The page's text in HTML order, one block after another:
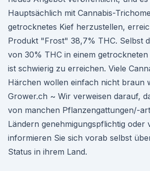
Hauptsächlich mit Cannabis-
getrocknetes Kief herzustellen,
Produkt "Frost" 38,7% THC. Selbst
von 30% THC in einem
ist schwierig zu erreichen. Viele
Härchen wollen einfach nicht braun
Grower.ch ~ Wir verweisen darauf,
von manchen Pflanzengattungen/-
Ländern genehmigungspflichtig oder
informieren Sie sich vorab selbst
Status in ihrem Land.